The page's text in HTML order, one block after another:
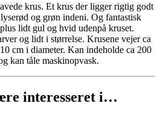
krus. Et krus der ligger rigtig godt
og grøn indeni. Og fantastisk
lidt gul og hvid udenpå kruset.
og lidt i størrelse. Krusene vejer ca
cm i diameter. Kan indeholde ca 200
kan tåle maskinopvask.
interesseret i…